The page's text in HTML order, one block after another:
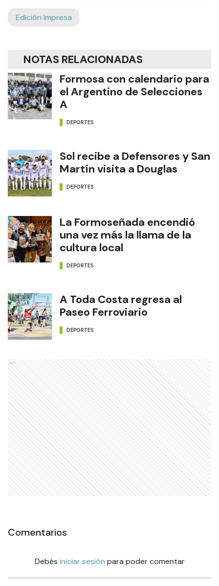
Edición Impresa
NOTAS RELACIONADAS
Formosa con calendario para
el Argentino de Selecciones
A
DEPORTES
Sol recibe a Defensores y San
Martín visita a Douglas
DEPORTES
La Formoseñada encendió
una vez más la llama de la
cultura local
DEPORTES
A Toda Costa regresa al
Paseo Ferroviario
DEPORTES
Ads
Comentarios
Debés iniciar sesión para poder comentar